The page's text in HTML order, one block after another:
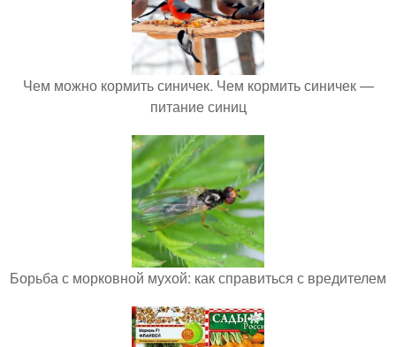
Чем можно кормить синичек. Чем кормить синичек —
питание синиц
Борьба с морковной мухой: как справиться с вредителем